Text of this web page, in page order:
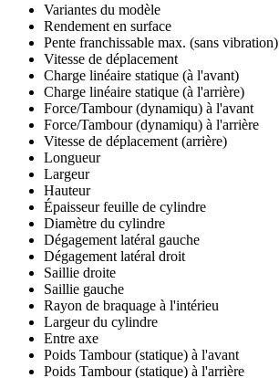
Variantes du modèle
Rendement en surface
Pente franchissable max. (sans vibration)
Vitesse de déplacement
Charge linéaire statique (à l'avant)
Charge linéaire statique (à l'arrière)
Force/Tambour (dynamiqu) à l'avant
Force/Tambour (dynamiqu) à l'arrière
Vitesse de déplacement (arrière)
Longueur
Largeur
Hauteur
Épaisseur feuille de cylindre
Diamètre du cylindre
Dégagement latéral gauche
Dégagement latéral droit
Saillie droite
Saillie gauche
Rayon de braquage à l'intérieu
Largeur du cylindre
Entre axe
Poids Tambour (statique) à l'avant
Poids Tambour (statique) à l'arrière